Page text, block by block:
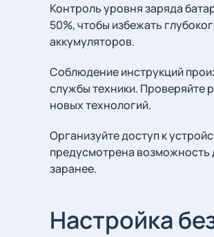
Контроль уровня заряда
50%, чтобы избежать
аккумуляторов.
Соблюдение инструкций
службы техники. Проверяйте
новых технологий.
Организуйте доступ к
предусмотрена возможность
заранее.
Настройка